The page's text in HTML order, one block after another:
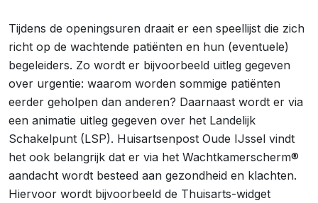
Tijdens de openingsuren draait er een speellijst die zich
richt op de wachtende patiënten en hun (eventuele)
begeleiders. Zo wordt er bijvoorbeeld uitleg gegeven
over urgentie: waarom worden sommige patiënten
eerder geholpen dan anderen? Daarnaast wordt er via
een animatie uitleg gegeven over het Landelijk
Schakelpunt (LSP). Huisartsenpost Oude IJssel vindt
het ook belangrijk dat er via het Wachtkamerscherm®
aandacht wordt besteed aan gezondheid en klachten.
Hiervoor wordt bijvoorbeeld de Thuisarts-widget